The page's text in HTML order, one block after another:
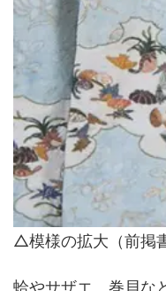
△模様の拡大（前掲
蛤やサザエ、巻貝な